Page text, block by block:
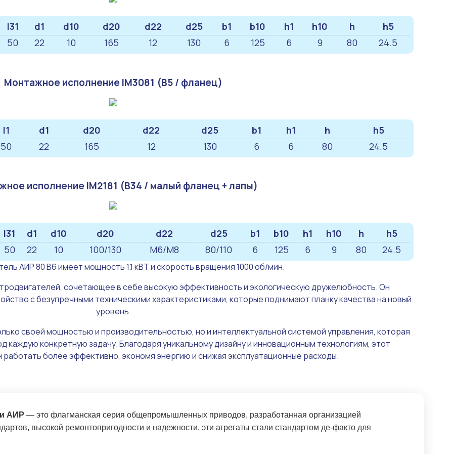
l31 d1 d10 d20 d22 d25 b1 b10 h1 h10 h
h5
50 22 10 165 12 130 6 125 6 9 80 24.5
Монтажное исполнение IM3081 (B5 / фланец)
l1 d1 d20 d22 d25 b1 h1 h
h5
50 22 165 12 130 6 6 80 24.5
исполнение IM2181 (B34 / малый фланец + лапы)
l31 d1 d10 d20 d22 d25 b1 b10 h1 h10 h
h5
50 22 10 100/130 M6/М8 80/110 6 125 6 9 80 24.5
АИР 80 В6 имеет мощность 1.1 кВТ и скорость вращения 1000 об/мин.
сочетающее в себе высокую эффективность и экологическую дружелюбность. Он
с безупречными техническими характеристиками, которые поднимают планку качества на новый
уровень.
своей мощностью и производительностью, но и интеллектуальной системой управления, которая
каждую конкретную задачу. Благодаря уникальному дизайну и инновационным технологиям, этот
более эффективно, экономя энергию и снижая эксплуатационные расходы.
АИР — это флагманская серия общепромышленных приводов, разработанная организацией
высокой ремонтопригодности и надежности, эти агрегаты стали стандартом де-факто для